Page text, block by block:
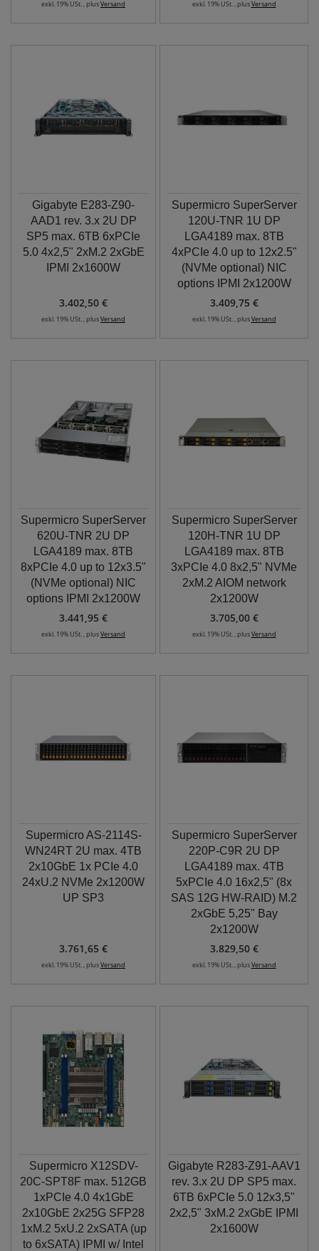
exkl. 19% USt. , plusVersand exkl. 19% USt. , plusVersand
Gigabyte E283-Z90-
AAD1 rev. 3.x 2U DP
SP5 max. 6TB 6xPCIe
5.0 4x2,5" 2xM.2 2xGbE
IPMI 2x1600W
3.402,50 €
exkl. 19% USt. , plusVersand
Supermicro SuperServer
120U-TNR 1U DP
LGA4189 max. 8TB
4xPCIe 4.0 up to 12x2.5"
(NVMe optional) NIC
options IPMI 2x1200W
3.409,75 €
exkl. 19% USt. , plusVersand
Supermicro SuperServer
620U-TNR 2U DP
LGA4189 max. 8TB
8xPCIe 4.0 up to 12x3.5"
(NVMe optional) NIC
options IPMI 2x1200W
3.441,95 €
exkl. 19% USt. , plusVersand
Supermicro SuperServer
120H-TNR 1U DP
LGA4189 max. 8TB
3xPCIe 4.0 8x2,5" NVMe
2xM.2 AIOM network
2x1200W
3.705,00 €
exkl. 19% USt. , plusVersand
Supermicro AS-2114S-
WN24RT 2U max. 4TB
2x10GbE 1x PCIe 4.0
24xU.2 NVMe 2x1200W
UP SP3
3.761,65 €
exkl. 19% USt. , plusVersand
Supermicro SuperServer
220P-C9R 2U DP
LGA4189 max. 4TB
5xPCIe 4.0 16x2,5" (8x
SAS 12G HW-RAID) M.2
2xGbE 5,25" Bay
2x1200W
3.829,50 €
exkl. 19% USt. , plusVersand
Supermicro X12SDV-
20C-SPT8F max. 512GB
1xPCIe 4.0 4x1GbE
2x10GbE 2x25G SFP28
1xM.2 5xU.2 2xSATA (up
to 6xSATA) IPMI w/ Intel
Gigabyte R283-Z91-AAV1
rev. 3.x 2U DP SP5 max.
6TB 6xPCIe 5.0 12x3,5"
2x2,5" 3xM.2 2xGbE IPMI
2x1600W